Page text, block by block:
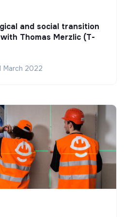
and social transition
Thomas Merzlic (T-
March 2022